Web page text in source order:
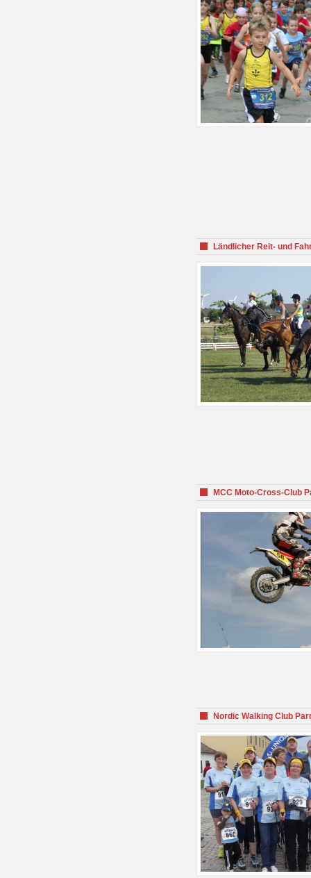
Ländlicher Reit- und
MCC Moto-Cross-Club
Nordic Walking Club